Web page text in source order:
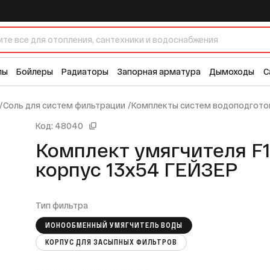
Бойлеры Радиаторы Запорная арматура Дымоходы
/Соль для систем фильтрации /Комплекты систем
Код: 48040
Комплект умягчителя
корпус 13х54 ГЕЙЗЕР
Тип фильтра
ИОНООБМЕННЫЙ УМЯГЧИТЕЛЬ ВОДЫ
КОРПУС ДЛЯ ЗАСЫПНЫХ ФИЛЬТРОВ
ГЕЙЗЕР